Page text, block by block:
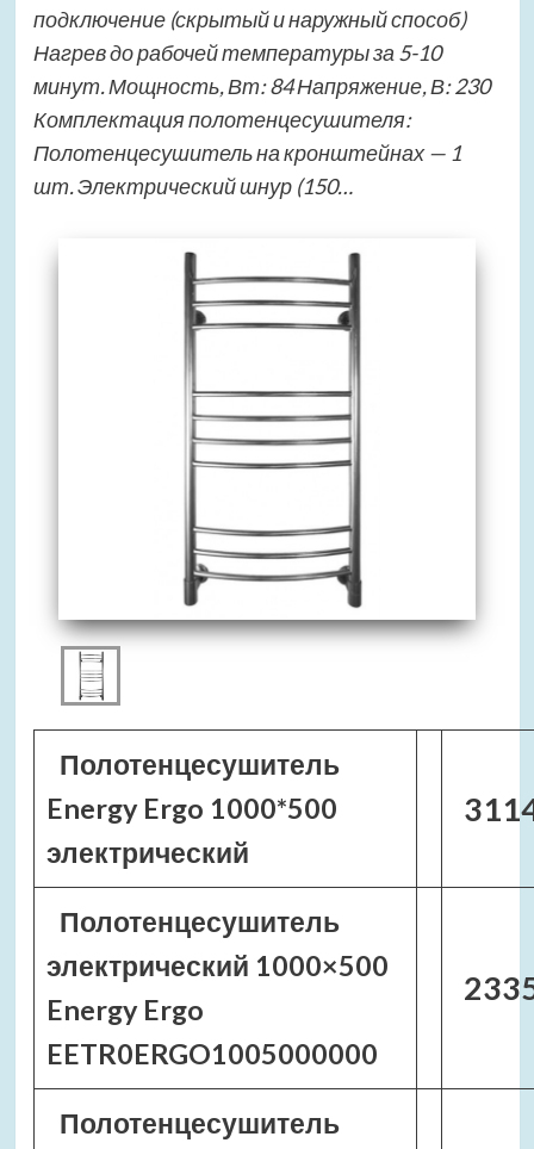
подключение (скрытый и наружный способ)
Нагрев до рабочей температуры за 5-10
минут. Мощность, Вт: 84 Напряжение, В: 230
Комплектация полотенцесушителя:
Полотенцесушитель на кронштейнах — 1
шт. Электрический шнур (150…
Полотенцесушитель
Energy Ergo 1000*500
электрический
Полотенцесушитель
электрический 1000×500
Energy Ergo
EETR0ERGO1005000000
Полотенцесушитель